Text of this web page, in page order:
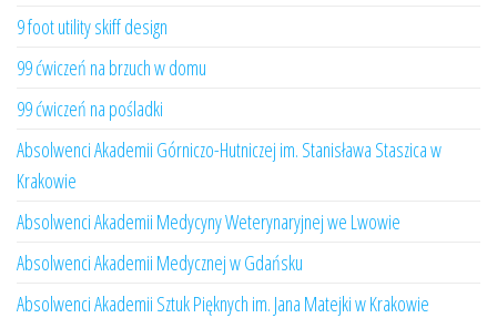
9 foot utility skiff design
99 ćwiczeń na brzuch w domu
99 ćwiczeń na pośladki
Absolwenci Akademii Górniczo-Hutniczej im. Stanisława Staszica w
Krakowie
Absolwenci Akademii Medycyny Weterynaryjnej we Lwowie
Absolwenci Akademii Medycznej w Gdańsku
Absolwenci Akademii Sztuk Pięknych im. Jana Matejki w Krakowie